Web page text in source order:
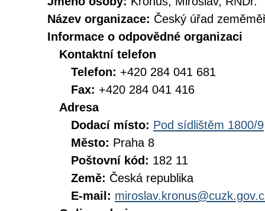
Název organizace: Český úřad
Informace o odpovědné organizaci
Kontaktní telefon
Telefon: +420 284 041 681
Fax: +420 284 041 416
Adresa
Dodací místo: Pod sídlištěm 1800/9
Město: Praha 8
Poštovní kód: 182 11
Země: Česká republika
E-mail: